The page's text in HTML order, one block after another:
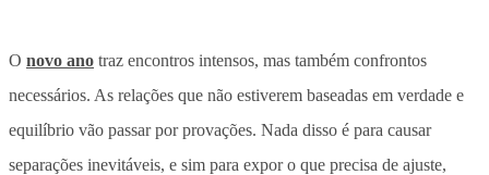
O novo ano traz encontros intensos, mas também confrontos
necessários. As relações que não estiverem baseadas em verdade e
equilíbrio vão passar por provações. Nada disso é para causar
separações inevitáveis, e sim para expor o que precisa de ajuste,